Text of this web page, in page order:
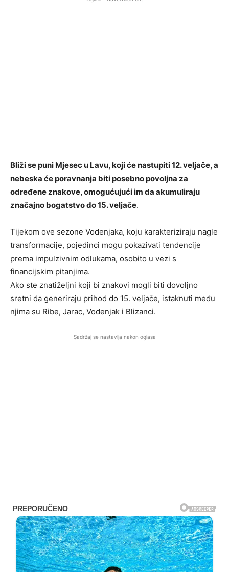
Bliži se puni Mjesec u Lavu, koji će nastupiti 12. veljače, a
nebeska će poravnanja biti posebno povoljna za
određene znakove, omogućujući im da akumuliraju
značajno bogatstvo do 15. veljače.
Tijekom ove sezone Vodenjaka, koju karakteriziraju nagle
transformacije, pojedinci mogu pokazivati ​​tendencije
prema impulzivnim odlukama, osobito u vezi s
financijskim pitanjima.
Ako ste znatiželjni koji bi znakovi mogli biti dovoljno
sretni da generiraju prihod do 15. veljače, istaknuti među
njima su Ribe, Jarac, Vodenjak i Blizanci.
Sadržaj se nastavlja nakon oglasa